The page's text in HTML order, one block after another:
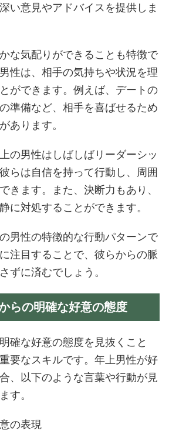
い意見やアドバイスを提供しま
な気配りができることも特徴で
性は、相手の気持ちや状況を理
ができます。例えば、デートの
準備など、相手を喜ばせるため
あります。
の男性はしばしばリーダーシッ
らは自信を持って行動し、周囲
きます。また、決断力もあり、
に対処することができます。
男性の特徴的な行動パターンで
注目することで、彼らからの脈
ずに済むでしょう。
らの明確な好意の態度
確な好意の態度を見抜くこと
要なスキルです。年上男性が好
、以下のような言葉や行動が見
す。
の表現